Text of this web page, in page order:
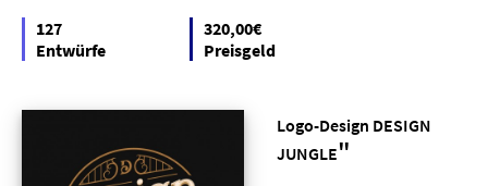
127
Entwürfe
320,00€
Preisgeld
Logo-Design DESIGN
JUNGLE"